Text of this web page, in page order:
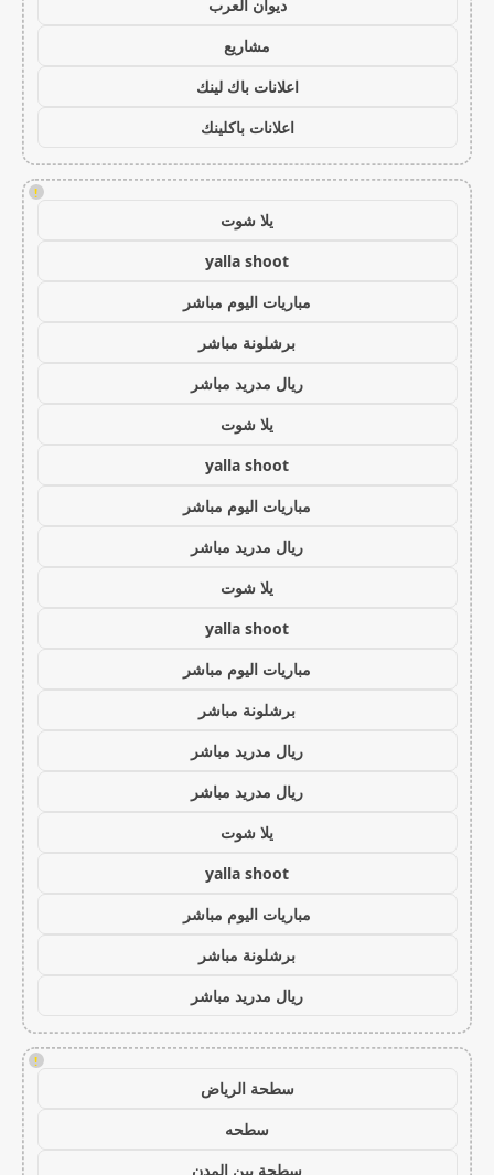
ديوان العرب
مشاريع
اعلانات باك لينك
اعلانات باكلينك
!
يلا شوت
yalla shoot
مباريات اليوم مباشر
برشلونة مباشر
ريال مدريد مباشر
يلا شوت
yalla shoot
مباريات اليوم مباشر
ريال مدريد مباشر
يلا شوت
yalla shoot
مباريات اليوم مباشر
برشلونة مباشر
ريال مدريد مباشر
ريال مدريد مباشر
يلا شوت
yalla shoot
مباريات اليوم مباشر
برشلونة مباشر
ريال مدريد مباشر
!
سطحة الرياض
سطحه
سطحة بين المدن